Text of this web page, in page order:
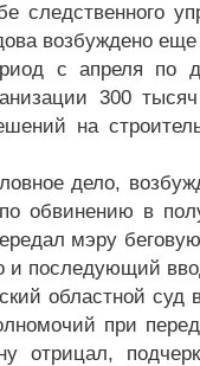
следственного
возбуждено
с апреля по
300
на
дело,
обвинению в
мэру
и последующий
областной
при
отрицал,